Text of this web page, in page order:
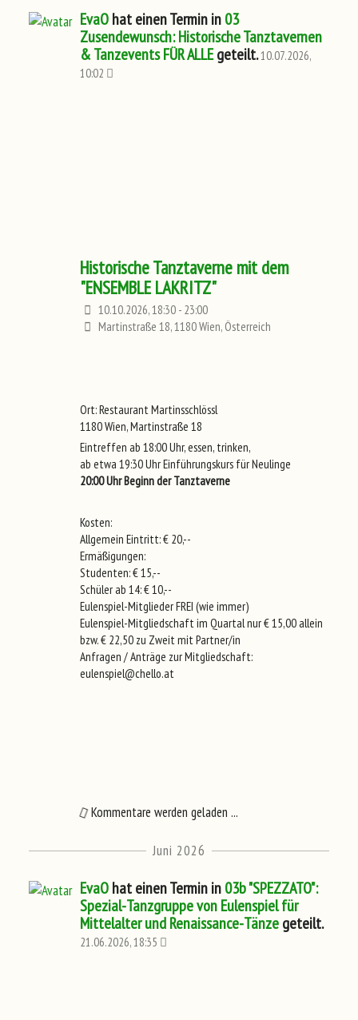
EvaOhat einen Termin in03
Zusendewunsch: Historische Tanztavernen
& Tanzevents FÜR ALLEgeteilt.10.07.2026,
10:02
Historische Tanztaverne mit dem
"ENSEMBLE LAKRITZ"
10.10.2026, 18:30 - 23:00
Martinstraße 18, 1180 Wien, Österreich
Ort: Restaurant Martinsschlössl
1180 Wien, Martinstraße 18
Eintreffen ab 18:00 Uhr, essen, trinken,
ab etwa 19:30 Uhr Einführungskurs für Neulinge
20:00 Uhr Beginn der Tanztaverne
Kosten:
Allgemein Eintritt: € 20,--
Ermäßigungen:
Studenten: € 15,--
Schüler ab 14: € 10,--
Eulenspiel-Mitglieder FREI (wie immer)
Eulenspiel-Mitgliedschaft im Quartal nur € 15,00 allein
bzw. € 22,50 zu Zweit mit Partner/in
Anfragen / Anträge zur Mitgliedschaft:
eulenspiel@chello.at
Kommentare werden geladen ...
Juni 2026
EvaOhat einen Termin in03b "SPEZZATO":
Spezial-Tanzgruppe von Eulenspiel für
Mittelalter und Renaissance-Tänzegeteilt.
21.06.2026, 18:35